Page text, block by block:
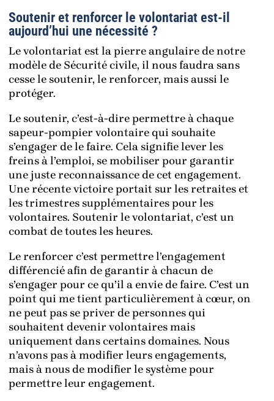
Soutenir et renforcer le volontariat est-il
aujourd’hui une nécessité ?
Le volontariat est la pierre angulaire de notre
modèle de Sécurité civile, il nous faudra sans
cesse le soutenir, le renforcer, mais aussi le
protéger.
Le soutenir, c’est-à-dire permettre à chaque
sapeur-pompier volontaire qui souhaite
s’engager de le faire. Cela signifie lever les
freins à l’emploi, se mobiliser pour garantir
une juste reconnaissance de cet engagement.
Une récente victoire portait sur les retraites et
les trimestres supplémentaires pour les
volontaires. Soutenir le volontariat, c’est un
combat de toutes les heures.
Le renforcer c’est permettre l’engagement
différencié afin de garantir à chacun de
s’engager pour ce qu’il a envie de faire. C’est un
point qui me tient particulièrement à cœur, on
ne peut pas se priver de personnes qui
souhaitent devenir volontaires mais
uniquement dans certains domaines. Nous
n’avons pas à modifier leurs engagements,
mais à nous de modifier le système pour
permettre leur engagement.